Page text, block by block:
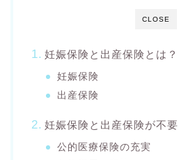
CLOSE
妊娠保険と出産保険とは？
妊娠保険
出産保険
妊娠保険と出産保険が不
公的医療保険の充実